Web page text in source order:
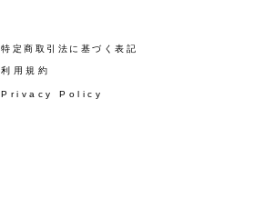
​特定商取引法に基づく表記
​利用規約
Privacy Policy